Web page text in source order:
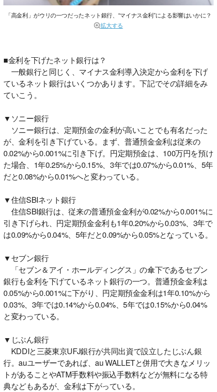
「高金利」がウリの一つだったネット銀行、“マイナス金利”による影響はいかに？
拡大する
■金利を下げたネット銀行は？
一般銀行と同じく、マイナス金利導入決定から金利を下げ
ているネット銀行はいくつかあります。下記でその詳細をみ
ていこう。
▼ソニー銀行
ソニー銀行は、定期預金の金利が高いことでも有名だった
が、金利を引き下げている。まず、普通預金金利は従来の
0.02%から0.001%に引き下げ。円定期預金は、100万円を預け
た場合、1年0.25%から0.15%、3年では0.07%から0.01%、5年
だと0.08%から0.01%へと変わっている。
▼住信SBIネット銀行
住信SBI銀行は、従来の普通預金金利が0.02%から0.001%に
引き下げられ、円定期預金金利も1年0.20%から0.03%、3年で
は0.09%から0.04%、5年だと0.09%から0.05%となっている。
▼セブン銀行
「セブン＆アイ・ホールディングス」の傘下であるセブン
銀行も金利を下げているネット銀行の一つ。普通預金金利は
0.05%から0.001%に下がり、円定期預金金利は1年0.10%から
0.03%、3年では0.14%から0.04%、5年では0.15%から0.04%
と変わっている。
▼じぶん銀行
KDDIと三菱東京UFJ銀行が共同出資で設立したじぶん銀
行。auユーザーであれば、au WALLETと併用で大きなメリッ
トがあることやATM手数料や振込手数料などが無料になる特
典などもあるが、金利は下がっている。